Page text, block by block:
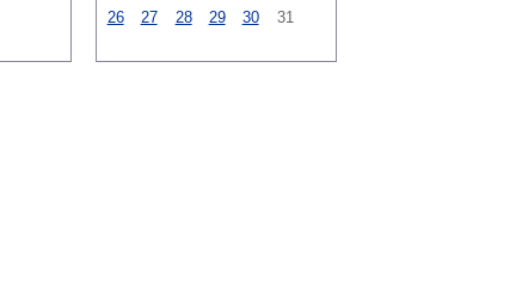
26
27 28 29 30 31